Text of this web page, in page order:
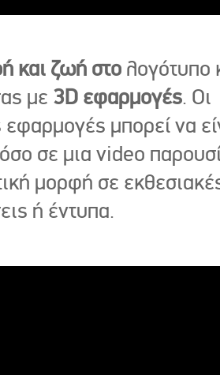
και ζωή στο λογότυπο
με 3D εφαρμογές. Οι
μπορεί να
σε μια video
μορφή σε
ή έντυπα.